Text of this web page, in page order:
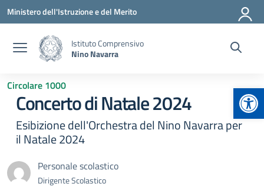
Vai ai contenuti
Vai al menu di navigazione
Vai al footer
Ministero dell'Istruzione e del Merito
Istituto Comprensivo
Nino Navarra
Circolare 1000
Concerto di Natale 2024
Esibizione dell'Orchestra del Nino Navarra per
il Natale 2024
Personale scolastico
Dirigente Scolastico